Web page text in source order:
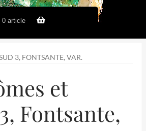
0 article
3, FONTSANTE, VAR.
et
Fontsante,